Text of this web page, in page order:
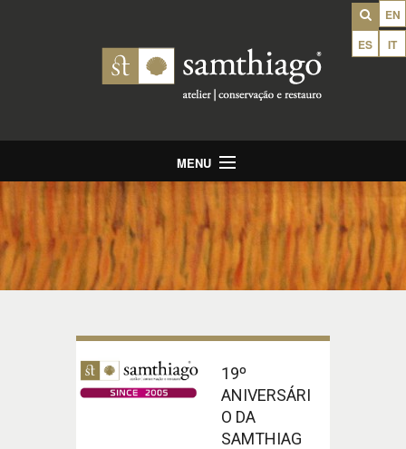
MENU
Apresentação
Serviços
EN
ES
IT
19º
ANIVERSÁRI
O DA
SAMTHIAG